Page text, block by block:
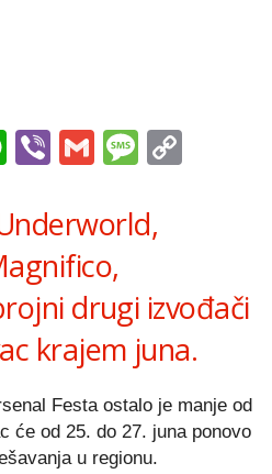
WhatsApp
ViberGmail
drugi izvođači
krajem juna.
Festa ostalo je manje od
će od 25. do 27. juna ponovo
u regionu.